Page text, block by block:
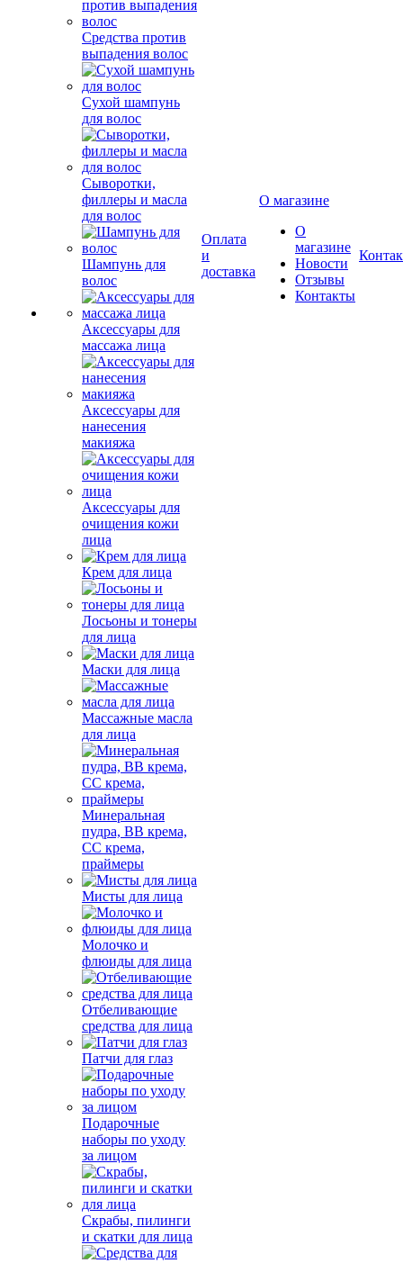
Средства против
выпадения волос
Сухой шампунь
для волос
Сыворотки,
филлеры и масла
для волос
Шампунь для
волос
Аксессуары для
массажа лица
Аксессуары для
нанесения
макияжа
Аксессуары для
очищения кожи
лица
Крем для лица
Лосьоны и тонеры
для лица
Маски для лица
Массажные масла
для лица
Минеральная
пудра, BB крема,
СС крема,
праймеры
Мисты для лица
Молочко и
флюиды для лица
Отбеливающие
средства для лица
Патчи для глаз
Подарочные
наборы по уходу
за лицом
Скрабы, пилинги
и скатки для лица
Оплата
и
доставка
О магазине
О
магазине
Новости
Отзывы
Контакты